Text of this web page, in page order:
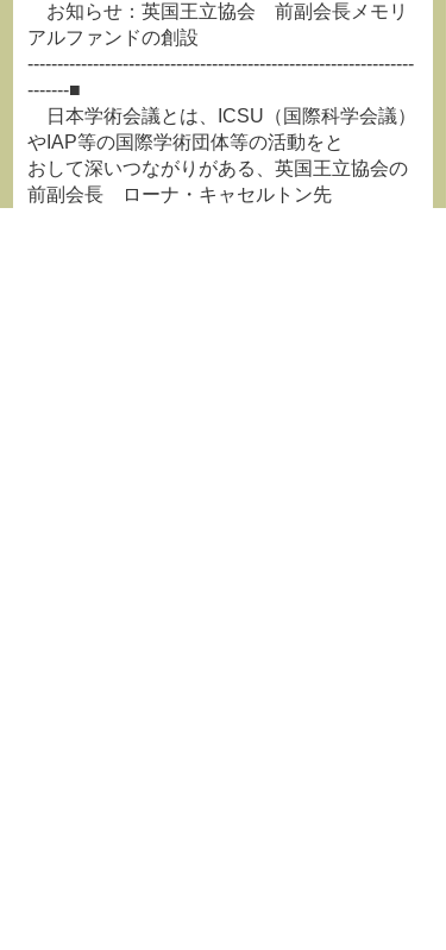
お知らせ：英国王立協会 前副会長メモリ
アルファンドの創設
-----------------------------------------------------------------
-------■
日本学術会議とは、ICSU（国際科学会議）
やIAP等の国際学術団体等の活動をと
おして深いつながりがある、英国王立協会の
前副会長 ローナ・キャセルトン先